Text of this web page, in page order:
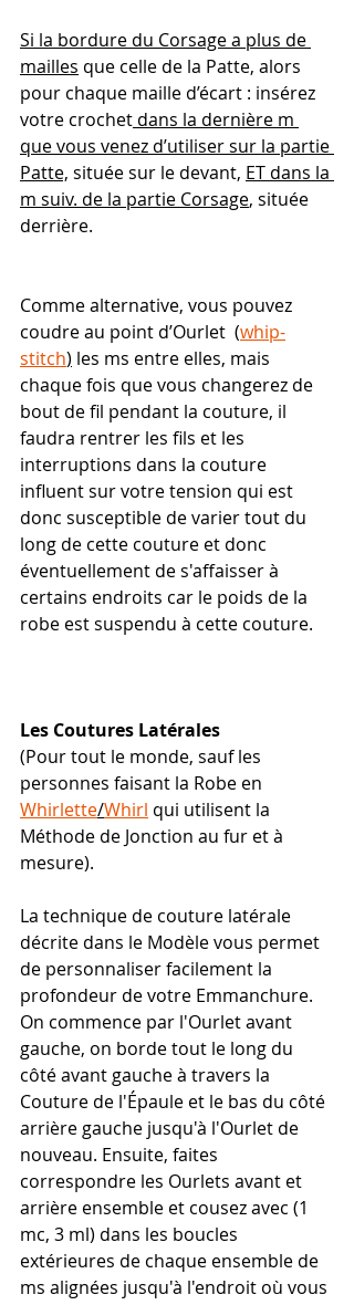
Si la bordure du Corsage a plus de
mailles que celle de la Patte, alors
pour chaque maille d’écart : insérez
votre crochet dans la dernière m
que vous venez d’utiliser sur la partie
Patte, située sur le devant, ET dans la
m suiv. de la partie Corsage, située
derrière.
Comme alternative, vous pouvez
coudre au point d’Ourlet  (whip-
stitch) les ms entre elles, mais
chaque fois que vous changerez de
bout de fil pendant la couture, il
faudra rentrer les fils et les
interruptions dans la couture
influent sur votre tension qui est
donc susceptible de varier tout du
long de cette couture et donc
éventuellement de s'affaisser à
certains endroits car le poids de la
robe est suspendu à cette couture.
Les Coutures Latérales
(Pour tout le monde, sauf les
personnes faisant la Robe en
Whirlette/Whirl qui utilisent la
Méthode de Jonction au fur et à
mesure).
La technique de couture latérale
décrite dans le Modèle vous permet
de personnaliser facilement la
profondeur de votre Emmanchure.
On commence par l'Ourlet avant
gauche, on borde tout le long du
côté avant gauche à travers la
Couture de l'Épaule et le bas du côté
arrière gauche jusqu'à l'Ourlet de
nouveau. Ensuite, faites
correspondre les Ourlets avant et
arrière ensemble et cousez avec (1
mc, 3 ml) dans les boucles
extérieures de chaque ensemble de
ms alignées jusqu'à l'endroit où vous